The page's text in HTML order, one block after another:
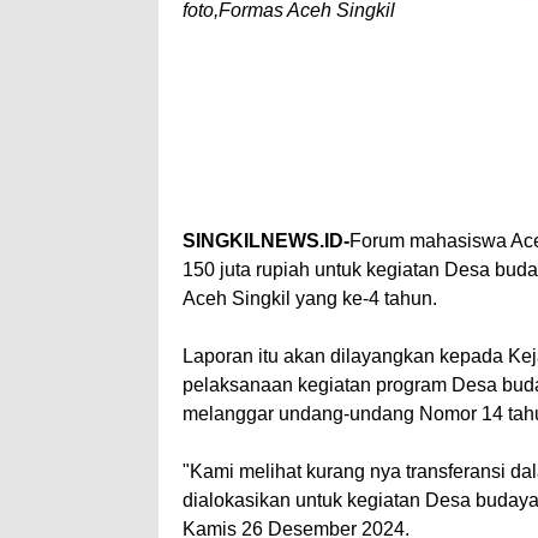
foto,Formas Aceh Singkil
SINGKILNEWS.ID-Forum mahasiswa
150 juta rupiah untuk kegiatan Desa
Aceh Singkil yang ke-4 tahun.
Laporan itu akan dilayangkan kepada
pelaksanaan kegiatan program Desa
melanggar undang-undang Nomor 14
"Kami melihat kurang nya transferansi
dialokasikan untuk kegiatan Desa
Kamis 26 Desember 2024.